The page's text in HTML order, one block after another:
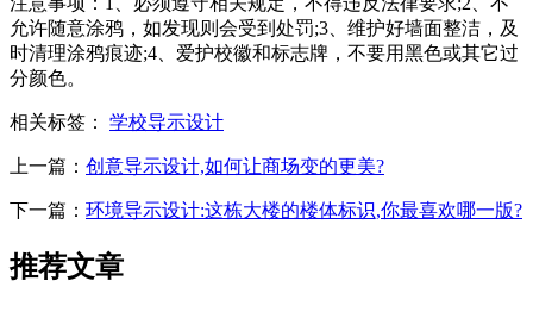
允许随意涂鸦，如发现则会受到处罚;3、维护好墙面整洁，及
时清理涂鸦痕迹;4、爱护校徽和标志牌，不要用黑色或其它过
分颜色。
相关标签： 学校导示设计
上一篇： 创意导示设计,如何让商场变的更美?
下一篇： 环境导示设计:这栋大楼的楼体标识,你最喜欢哪一版?
推荐文章